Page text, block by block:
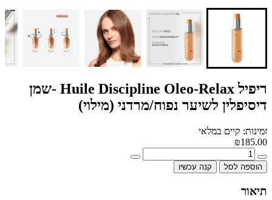
ריפיל Huile Discipline Oleo-Relax -שמן
דיסיפלין לשיער נפוח/מרדני (מילוי)
זמינות: קיים במלאי
₪185.00
הוספה לסל קנה עכשיו
תיאור